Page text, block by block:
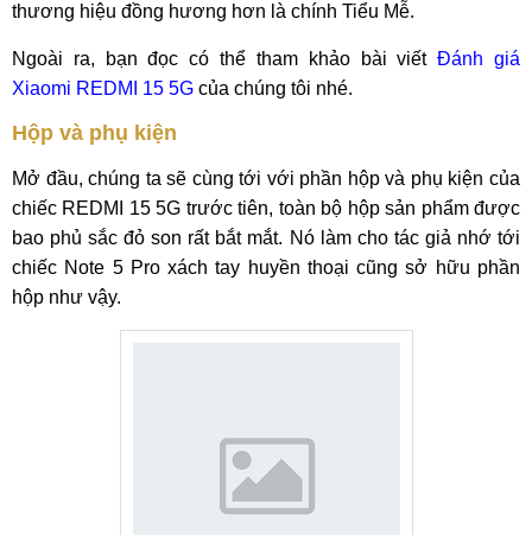
thương hiệu đồng hương hơn là chính Tiểu Mễ.
Ngoài ra, bạn đọc có thể tham khảo bài viếtĐánh giá
Xiaomi REDMI 15 5G của chúng tôi nhé.
Hộp và phụ kiện
Mở đầu, chúng ta sẽ cùng tới với phần hộp và phụ kiện của
chiếc REDMI 15 5G trước tiên, toàn bộ hộp sản phẩm được
bao phủ sắc đỏ son rất bắt mắt. Nó làm cho tác giả nhớ tới
chiếc Note 5 Pro xách tay huyền thoại cũng sở hữu phần
hộp như vậy.